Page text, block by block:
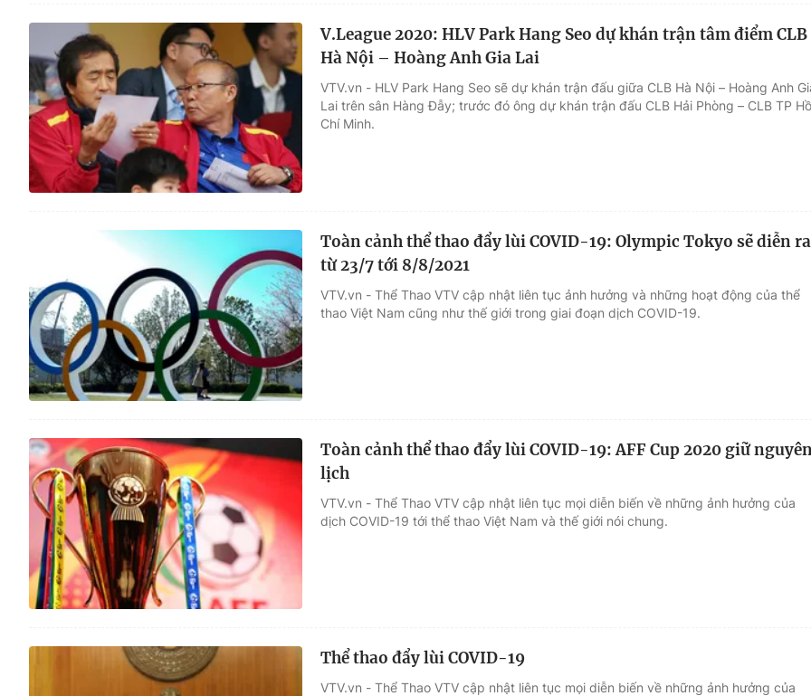
V.League 2020: HLV Park Hang Seo dự khán trận tâm điểm CLB
Hà Nội – Hoàng Anh Gia Lai
VTV.vn - HLV Park Hang Seo sẽ dự khán trận đấu giữa CLB Hà Nội – Hoàng Anh
Lai trên sân Hàng Đẫy; trước đó ông dự khán trận đấu CLB Hải Phòng – CLB TP Hồ
Chí Minh.
Toàn cảnh thể thao đẩy lùi COVID-19: Olympic Tokyo sẽ diễn ra
từ 23/7 tới 8/8/2021
VTV.vn - Thể Thao VTV cập nhật liên tục ảnh hưởng và những hoạt động của thể
thao Việt Nam cũng như thế giới trong giai đoạn dịch COVID-19.
Toàn cảnh thể thao đẩy lùi COVID-19: AFF Cup 2020 giữ
lịch
VTV.vn - Thể Thao VTV cập nhật liên tục mọi diễn biến về những ảnh hưởng của
dịch COVID-19 tới thể thao Việt Nam và thế giới nói chung.
Thể thao đẩy lùi COVID-19
VTV.vn - Thể Thao VTV cập nhật liên tục mọi diễn biến về những ảnh hưởng của